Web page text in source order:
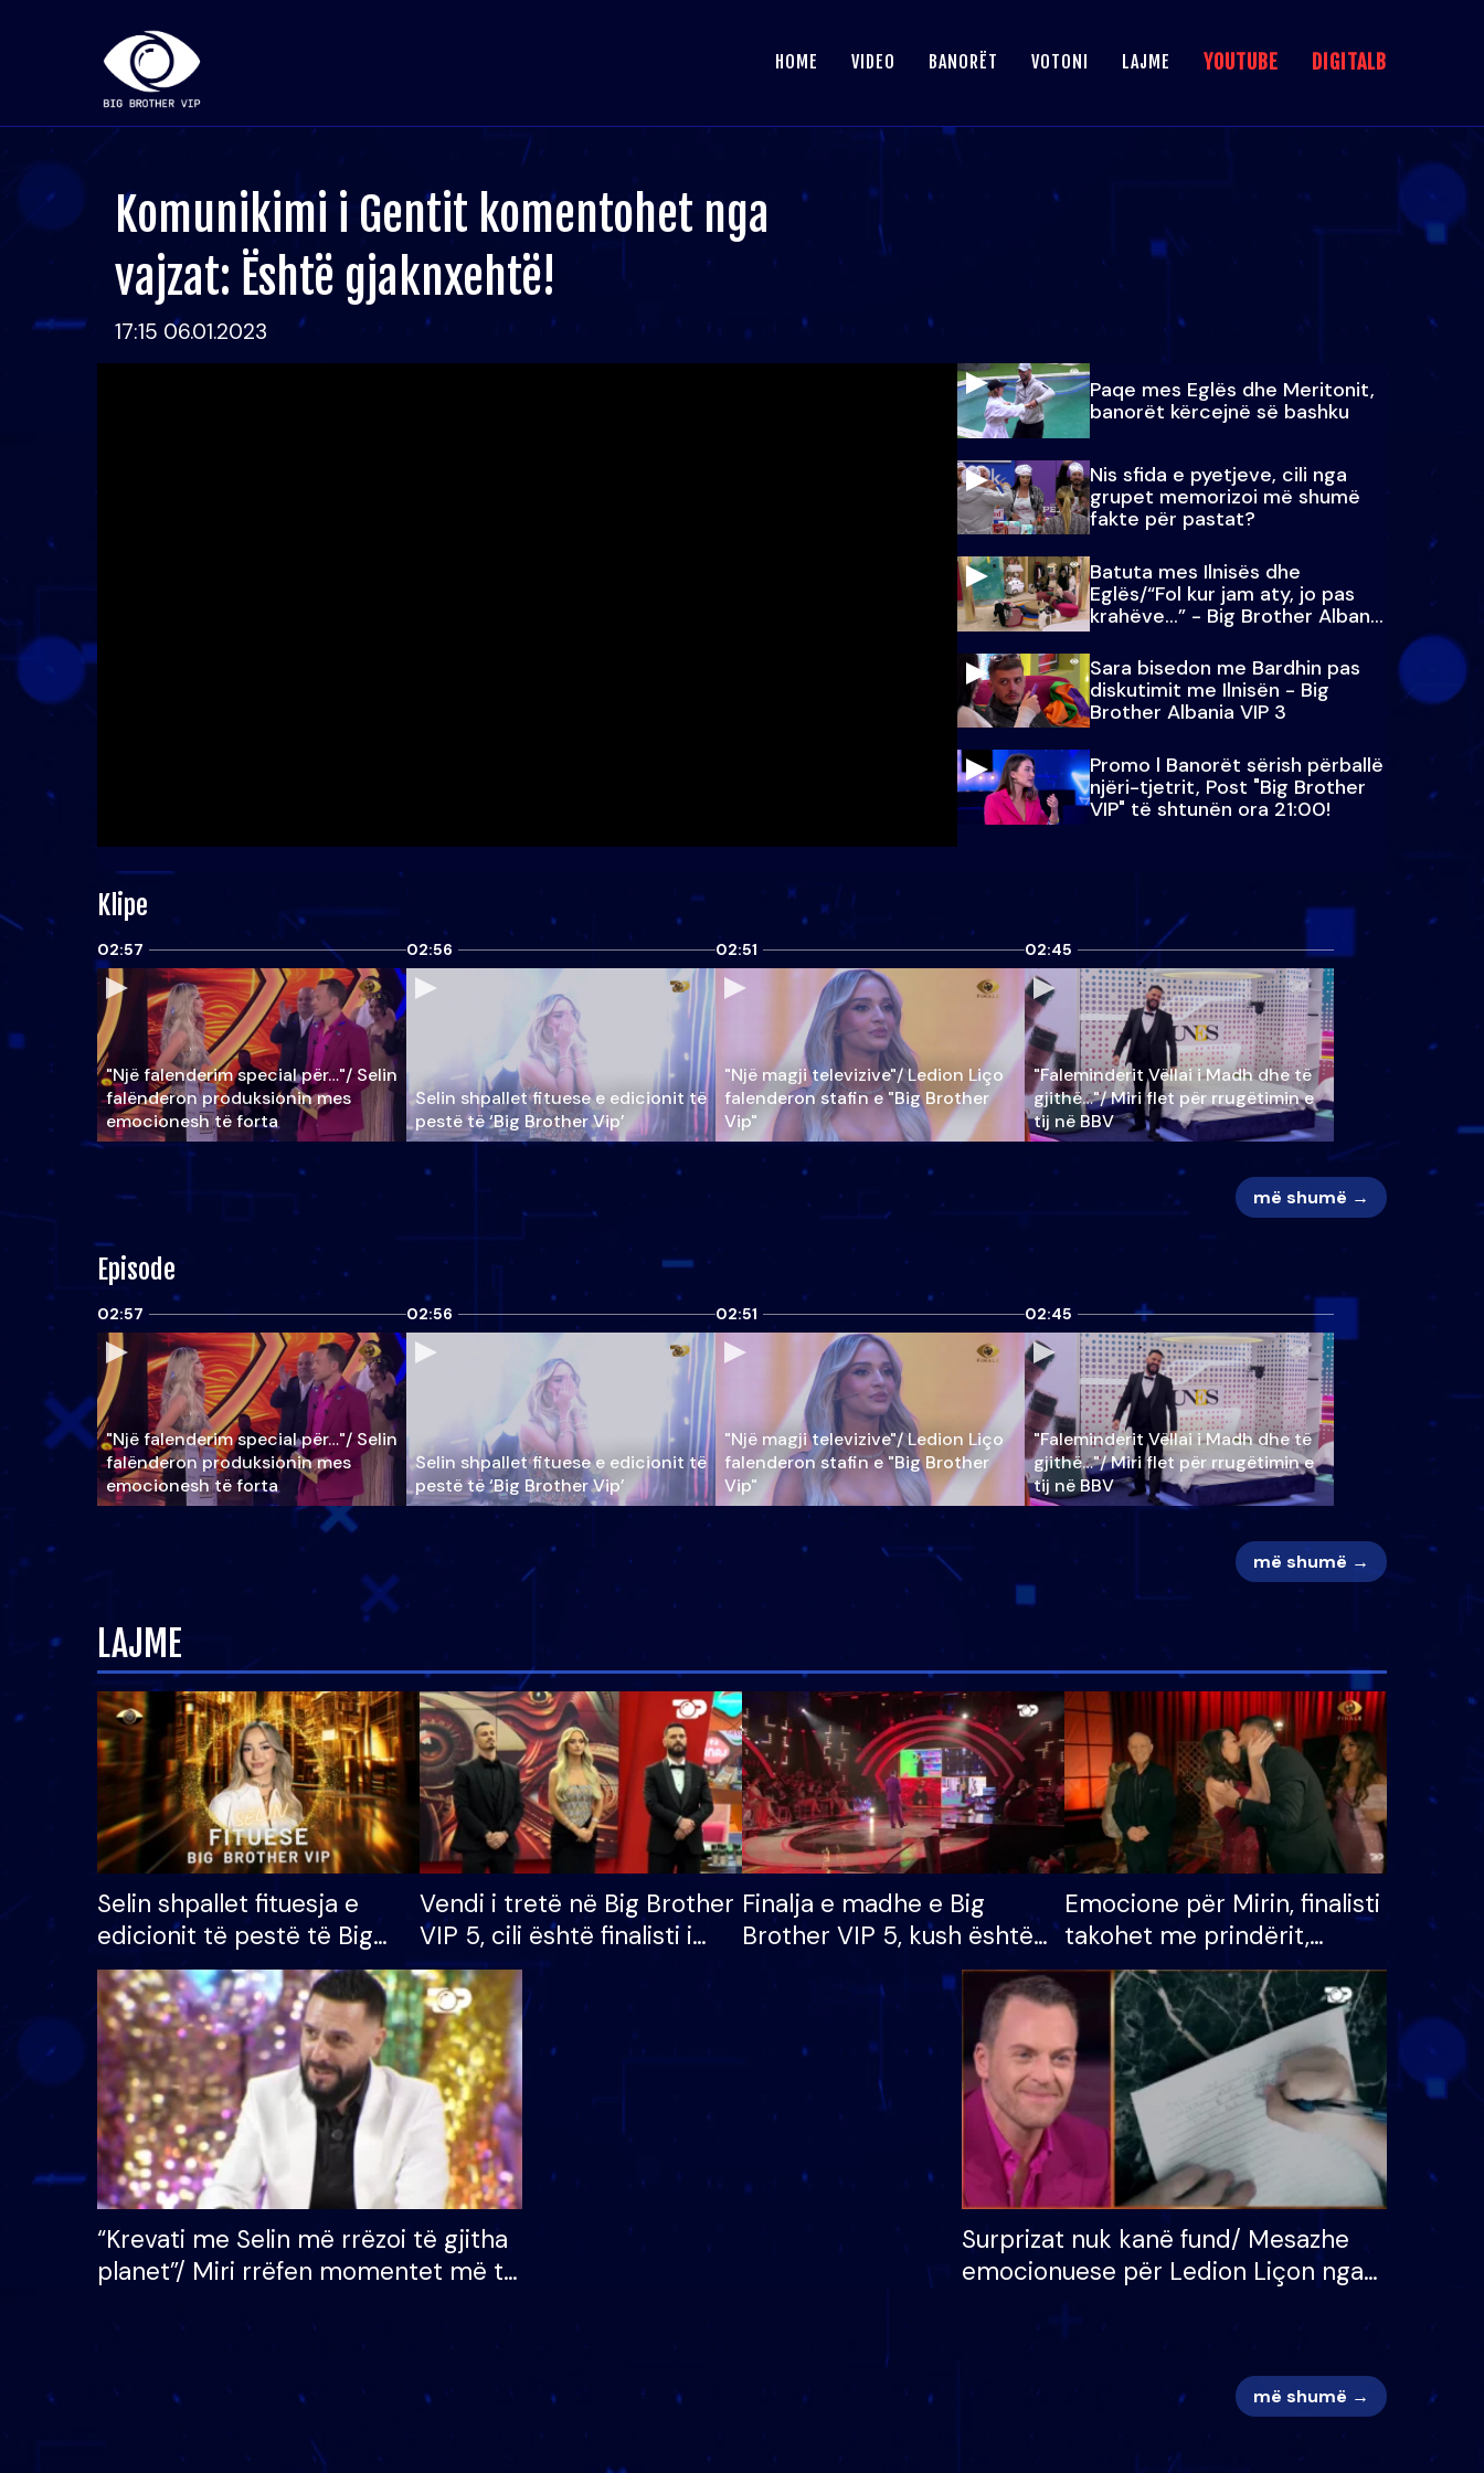
HOME VIDEO BANORËT VOTONI LAJME YOUTUBE DIGITALB
Komunikimi i Gentit komentohet nga
vajzat: Është gjaknxehtë!
17:15 06.01.2023
Paqe mes Eglës dhe Meritonit,
banorët kërcejnë së bashku
Nis sfida e pyetjeve, cili nga
grupet memorizoi më shumë
fakte për pastat?
Batuta mes Ilnisës dhe
Eglës/“Fol kur jam aty, jo pas
krahëve…” - Big Brother Albania
VIP 3
Sara bisedon me Bardhin pas
diskutimit me Ilnisën - Big
Brother Albania VIP 3
Promo l Banorët sërish përballë
njëri-tjetrit, Post "Big Brother
VIP" të shtunën ora 21:00!
Klipe
02:57
"Një falenderim special për…"/ Selin
falënderon produksionin mes
emocionesh të forta
02:56
Selin shpallet fituese e edicionit të
pestë të ‘Big Brother Vip’
02:51
"Një magji televizive"/ Ledion Liço
falenderon stafin e "Big Brother
Vip"
02:45
"Faleminderit Vëllai i Madh dhe të
gjithë…"/ Miri flet për rrugëtimin e
tij në BBV
më shumë →
Episode
02:57
"Një falenderim special për…"/ Selin
falënderon produksionin mes
emocionesh të forta
02:56
Selin shpallet fituese e edicionit të
pestë të ‘Big Brother Vip’
02:51
"Një magji televizive"/ Ledion Liço
falenderon stafin e "Big Brother
Vip"
02:45
"Faleminderit Vëllai i Madh dhe të
gjithë…"/ Miri flet për rrugëtimin e
tij në BBV
më shumë →
LAJME
Selin shpallet fituesja e
edicionit të pestë të Big
Brother VIP, rrëmben
çmimin e madh prej 100
mijë eurosh
Vendi i tretë në Big Brother
VIP 5, cili është finalisti i
radhës që lë shtëpinë
Finalja e madhe e Big
Brother VIP 5, kush është
banori i parë që lë shtëpinë
dhe humb mundësinë për
të fituar çmimin e madh
Emocione për Mirin, finalisti
takohet me prindërit,
vajzën dhe bashkëshorten:
S’kemi ndonjë letër divorci
apo jo?
“Krevati me Selin më rrëzoi të gjitha
planet”/ Miri rrëfen momentet më të
mungojë zilja e mëngjesit kur…
Surprizat nuk kanë fund/ Mesazhe
emocionuese për Ledion Liçon nga
më shumë →